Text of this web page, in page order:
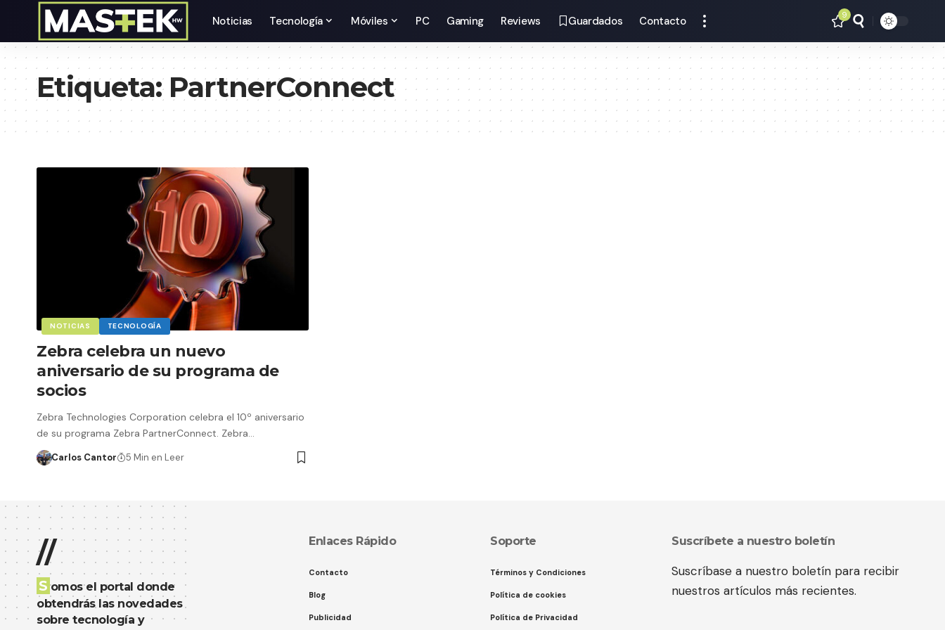
Noticias Tecnología Móviles PC Gaming Reviews Guardados Contacto 9
Etiqueta: PartnerConnect
NOTICIAS TECNOLOGÍA
Zebra celebra un nuevo
aniversario de su programa de
socios
Zebra Technologies Corporation celebra el 10º aniversario
de su programa Zebra PartnerConnect. Zebra…
Carlos Cantor 5 Min en Leer
//
S omos el portal donde
obtendrás las novedades
sobre tecnología y
Enlaces Rápido
Contacto
Blog
Publicidad
Soporte
Términos y Condiciones
Política de cookies
Política de Privacidad
Suscríbete a nuestro boletín
Suscríbase a nuestro boletín para recibir
nuestros artículos más recientes.